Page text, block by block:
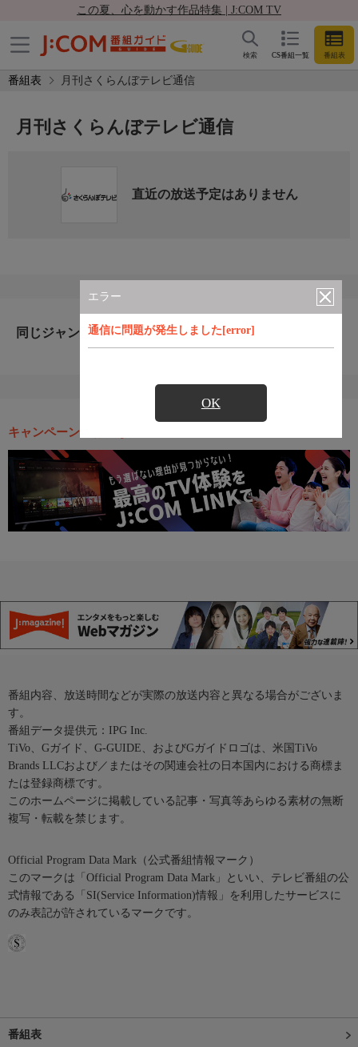
この夏、心を動かす作品特集 | J:COM TV
CS番組一覧 番組表
検索
番組表 月刊さくらんぼテレビ通信
エラー
通信に問題が発生しました[error]
OK
月刊さくらんぼテレビ通信
直近の放送予定はありません
同じジャンルのおすすめ番組
キャンペーン・お得な情報
番組内容、放送時間などが実際の放送内容と異なる場合がございま
す。
番組データ提供元：IPG Inc.
TiVo、Gガイド、G-GUIDE、およびGガイドロゴは、米国TiVo
Brands LLCおよび／またはその関連会社の日本国内における商標ま
たは登録商標です。
このホームページに掲載している記事・写真等あらゆる素材の無断
複写・転載を禁じます。
Official Program Data Mark（公式番組情報マーク）
このマークは「Official Program Data Mark」といい、テレビ番組の公
式情報である「SI(Service Information)情報」を利用したサービスに
のみ表記が許されているマークです。
番組表